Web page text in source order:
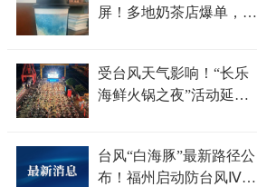
屏！多地奶茶店爆单，福
受台风天气影响！“长乐
海鲜火锅之夜”活动延期
台风“白海豚”最新路径公
布！福州启动防台风Ⅳ级